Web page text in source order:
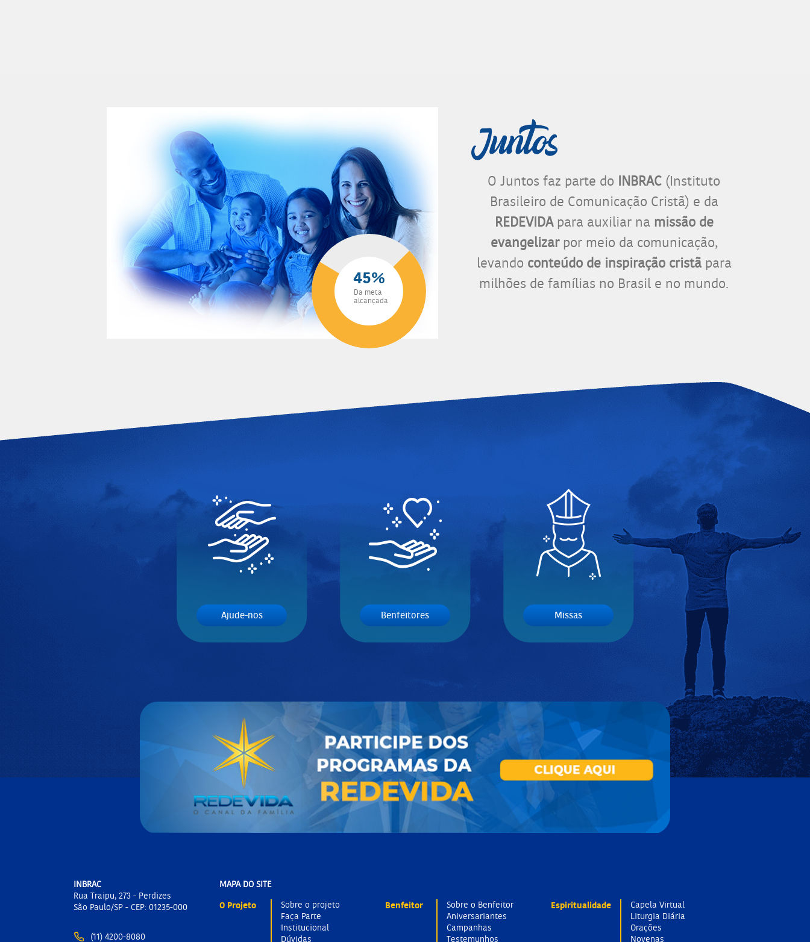
45%
Da meta
alcançada
O Juntos faz parte do INBRAC (Instituto
Brasileiro de Comunicação Cristã) e da
REDEVIDA para auxiliar na missão de
evangelizarpor meio da comunicação,
levando conteúdo de inspiração cristãpara
milhões de famílias no Brasil e no mundo.
Ajude-nos Benfeitores Missas
INBRAC
Rua Traipu, 273 - Perdizes
São Paulo/SP - CEP: 01235-000
(11) 4200-8080
MAPA DO SITE
O Projeto
Sobre o projeto
Faça Parte
Institucional
Dúvidas
Benfeitor
Sobre o Benfeitor
Aniversariantes
Campanhas
Testemunhos
Espiritualidade
Capela Virtual
Liturgia Diária
Orações
Novenas